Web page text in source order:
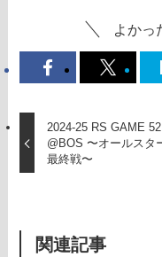
よかっ
2024-25 RS GAME 52
@BOS 〜オールスタ
最終戦〜
関連記事